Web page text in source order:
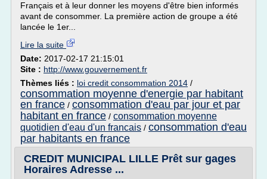
Français et à leur donner les moyens d'être bien informés
avant de consommer. La première action de groupe a été
lancée le 1er...
Lire la suite
Date: 2017-02-17 21:15:01
Site : http://www.gouvernement.fr
Thèmes liés : loi credit consommation 2014 /
consommation moyenne d'energie par habitant
en france / consommation d'eau par jour et par
habitant en france / consommation moyenne
quotidien d'eau d'un francais / consommation d'eau
par habitants en france
CREDIT MUNICIPAL LILLE Prêt sur gages
Horaires Adresse ...